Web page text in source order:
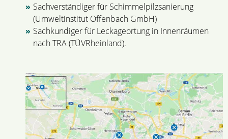
Sachverständiger für Schimmelpilzsanierung
(Umweltinstitut Offenbach GmbH)
Sachkundiger für Leckageortung in Innenräumen
nach TRA (TÜVRheinland).